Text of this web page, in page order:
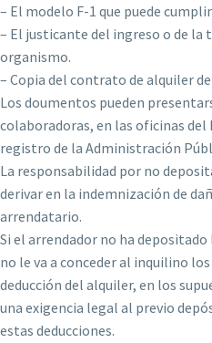
– El modelo F-1 que puede
– El justicante del ingreso o de la
organismo.
– Copia del contrato de alquiler
Los doumentos pueden
colaboradoras, en las oficinas del
registro de la Administración
La responsabilidad por no
derivar en la indemnización de
arrendatario.
Si el arrendador no ha
no le va a conceder al inquilino
deducción del alquiler, en los
una exigencia legal al previo
estas deducciones.